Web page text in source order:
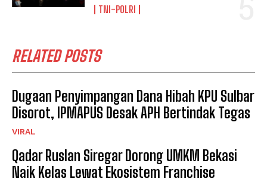
TNI-POLRI
RELATED POSTS
Dugaan Penyimpangan Dana Hibah KPU Sulbar
Disorot, IPMAPUS Desak APH Bertindak Tegas
VIRAL
Qadar Ruslan Siregar Dorong UMKM Bekasi
Naik Kelas Lewat Ekosistem Franchise